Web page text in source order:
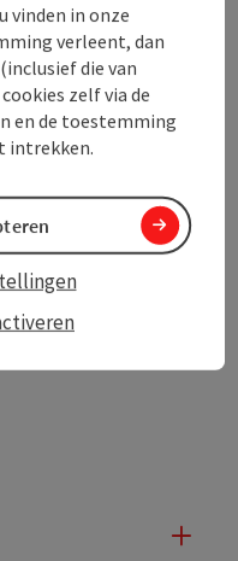
In de buurt
vinden in onze
verleent, dan
die van
zelf via de
en de toestemming
intrekken.